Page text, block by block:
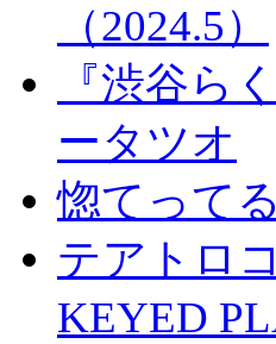
（2024.5）
『渋谷ら
ータツオ
惚てって
テアトロ
KEYED